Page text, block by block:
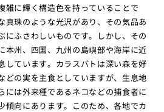
雑に輝く構造色を持っていることで
真珠のような光沢があり、その気品あ
にふさわしいものです。しかし、その
本州、四国、九州の島嶼部や海岸に近
しています。カラスバトは深い森を好
どの実を主食としていますが、生息地
には外来種であるネコなどの捕食者に
傾向にあります。このため、各地でカ